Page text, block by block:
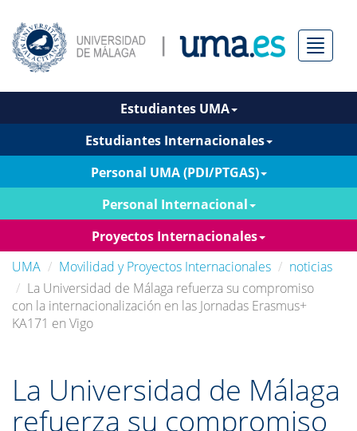
Menú
Estudiantes UMA
Estudiantes Internacionales
Personal UMA (PDI/PTGAS)
Personal Internacional
Proyectos Internacionales
UMA
Movilidad y Proyectos Internacionales
noticias
La Universidad de Málaga refuerza su compromiso
con la internacionalización en las Jornadas Erasmus+
KA171 en Vigo
La Universidad de Málaga
refuerza su compromiso